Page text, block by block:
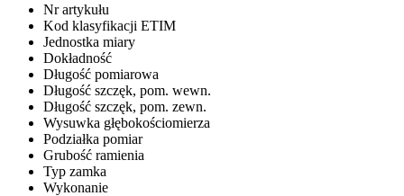
Nr artykułu
Kod klasyfikacji ETIM
Jednostka miary
Dokładność
Długość pomiarowa
Długość szczęk, pom. wewn.
Długość szczęk, pom. zewn.
Wysuwka głębokościomierza
Podziałka pomiar
Grubość ramienia
Typ zamka
Wykonanie